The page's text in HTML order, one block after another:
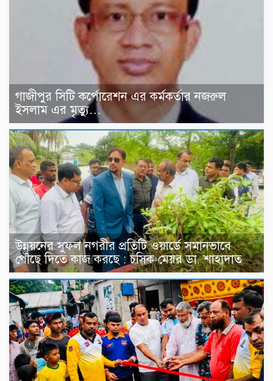
গাজীপুর সিটি কর্পোরেশন এর কর্মকর্তার নজরুল
ইসলাম এর মৃত্যু…
উন্নয়নের সুফল নগরীর প্রতিটি ওয়ার্ডে সমানভাবে
পৌঁছে দিতে কাজ করছে : চসিক মেয়র ডা. শাহাদাত